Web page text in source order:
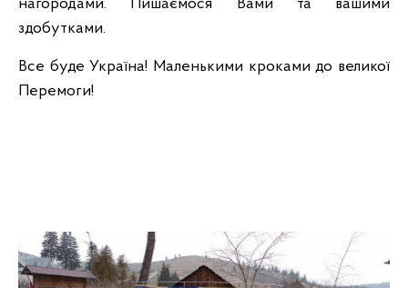
нагородами. Пишаємося Вами та вашими
здобутками.
Все буде Україна! Маленькими кроками до великої
Перемоги!